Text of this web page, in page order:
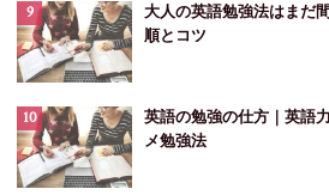
大人の英語勉強法はまだ
順とコツ
英語の勉強の仕方｜英語
メ勉強法